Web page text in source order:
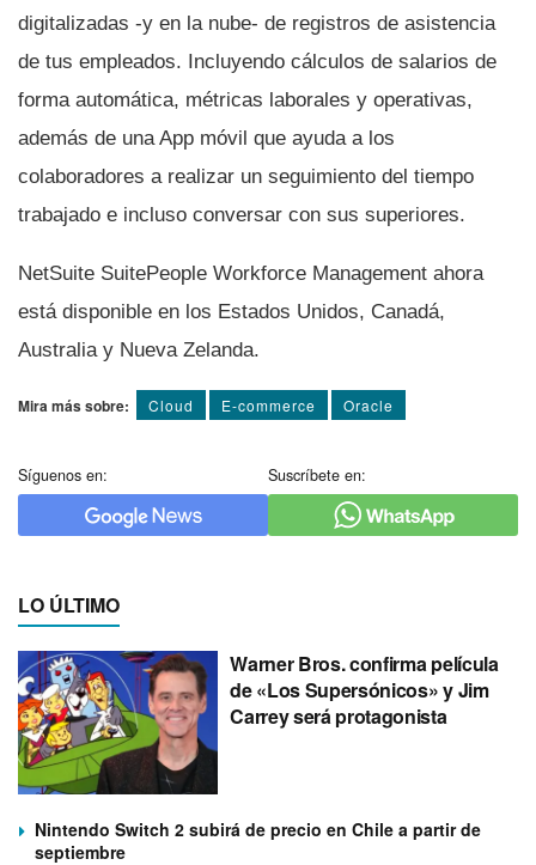
digitalizadas -y en la nube- de registros de asistencia
de tus empleados. Incluyendo cálculos de salarios de
forma automática, métricas laborales y operativas,
además de una App móvil que ayuda a los
colaboradores a realizar un seguimiento del tiempo
trabajado e incluso conversar con sus superiores.
NetSuite SuitePeople Workforce Management ahora
está disponible en los Estados Unidos, Canadá,
Australia y Nueva Zelanda.
Mira más sobre: Cloud E-commerce Oracle
Síguenos en: Suscríbete en:
LO ÚLTIMO
Warner Bros. confirma película
de «Los Supersónicos» y Jim
Carrey será protagonista
Nintendo Switch 2 subirá de precio en Chile a partir de
septiembre